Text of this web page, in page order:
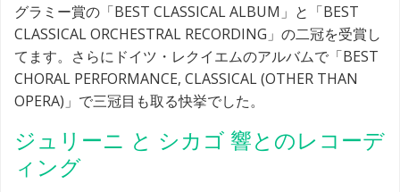
グラミー賞の「BEST CLASSICAL ALBUM」と「BEST
CLASSICAL ORCHESTRAL RECORDING」の二冠を受賞し
てます。さらにドイツ・レクイエムのアルバムで「BEST
CHORAL PERFORMANCE, CLASSICAL (OTHER THAN
OPERA)」で三冠目も取る快挙でした。
ジュリーニ と シカゴ 響とのレコーデ
ィング